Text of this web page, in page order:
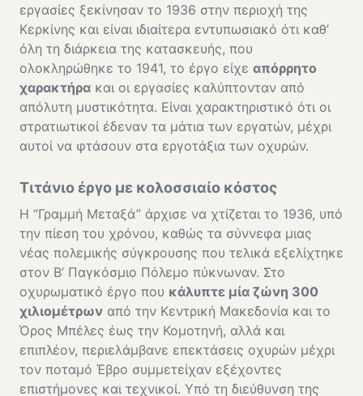
εργασίες ξεκίνησαν το 1936 στην περιοχή της
Κερκίνης και είναι ιδιαίτερα εντυπωσιακό ότι καθ’
όλη τη διάρκεια της κατασκευής, που
ολοκληρώθηκε το 1941, το έργο είχε απόρρητο
χαρακτήρα και οι εργασίες καλύπτονταν από
απόλυτη μυστικότητα. Είναι χαρακτηριστικό ότι οι
στρατιωτικοί έδεναν τα μάτια των εργατών, μέχρι
αυτοί να φτάσουν στα εργοτάξια των οχυρών.
Τιτάνιο έργο με κολοσσιαίο κόστος
Η “Γραμμή Μεταξά” άρχισε να χτίζεται το 1936, υπό
την πίεση του χρόνου, καθώς τα σύννεφα μιας
νέας πολεμικής σύγκρουσης που τελικά εξελίχτηκε
στον Β’ Παγκόσμιο Πόλεμο πύκνωναν. Στο
οχυρωματικό έργο που κάλυπτε μία ζώνη 300
χιλιομέτρων από την Κεντρική Μακεδονία και το
Όρος Μπέλες έως την Κομοτηνή, αλλά και
επιπλέον, περιελάμβανε επεκτάσεις οχυρών μέχρι
τον ποταμό Έβρο συμμετείχαν εξέχοντες
επιστήμονες και τεχνικοί. Υπό τη διεύθυνση της